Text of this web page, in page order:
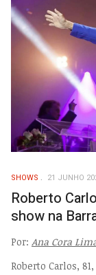
SHOWS 21 JUNHO
Roberto
show na
Por: Ana Cora
Roberto Carlos,